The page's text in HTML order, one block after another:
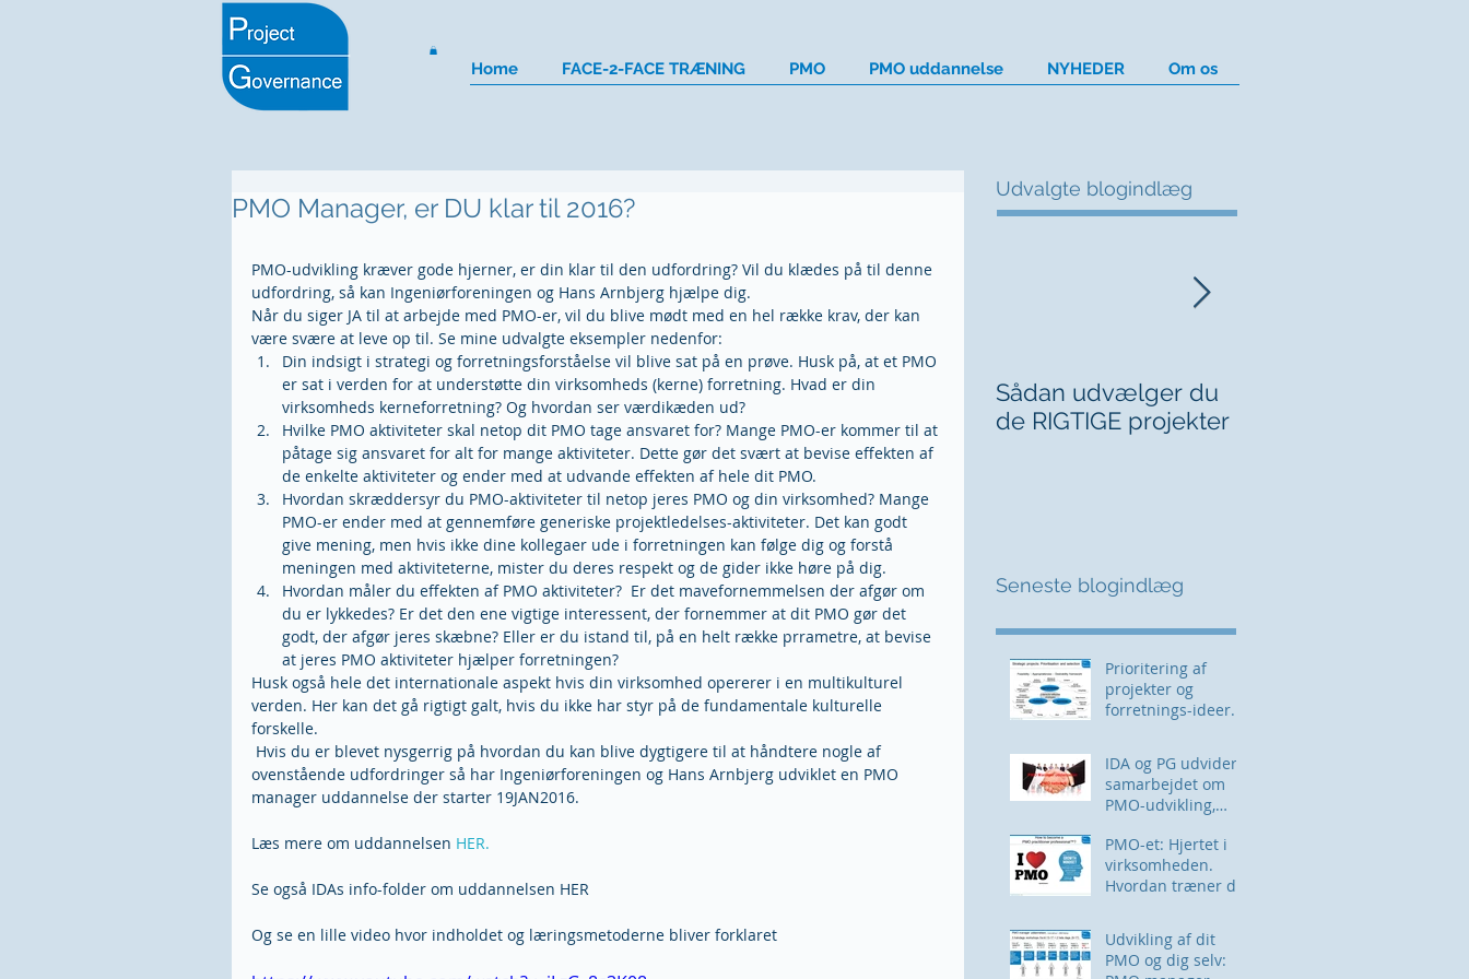
Home FACE-2-FACE TRÆNING PMO PMO uddannelse NYHEDER Om os
PMO Manager, er DU klar til 2016?
PMO-udvikling kræver gode hjerner, er din klar til den udfordring? Vil du klædes på til denne
udfordring, så kan Ingeniørforeningen og Hans Arnbjerg hjælpe dig.
Når du siger JA til at arbejde med PMO-er, vil du blive mødt med en hel række krav, der kan
være svære at leve op til. Se mine udvalgte eksempler nedenfor:
Din indsigt i strategi og forretningsforståelse vil blive sat på en prøve. Husk på, at et PMO
er sat i verden for at understøtte din virksomheds (kerne) forretning. Hvad er din
virksomheds kerneforretning? Og hvordan ser værdikæden ud?
Hvilke PMO aktiviteter skal netop dit PMO tage ansvaret for? Mange PMO-er kommer til at
påtage sig ansvaret for alt for mange aktiviteter. Dette gør det svært at bevise effekten af
de enkelte aktiviteter og ender med at udvande effekten af hele dit PMO.
Hvordan skræddersyr du PMO-aktiviteter til netop jeres PMO og din virksomhed? Mange
PMO-er ender med at gennemføre generiske projektledelses-aktiviteter. Det kan godt
give mening, men hvis ikke dine kollegaer ude i forretningen kan følge dig og forstå
meningen med aktiviteterne, mister du deres respekt og de gider ikke høre på dig.
Hvordan måler du effekten af PMO aktiviteter?  Er det mavefornemmelsen der afgør om
du er lykkedes? Er det den ene vigtige interessent, der fornemmer at dit PMO gør det
godt, der afgør jeres skæbne? Eller er du istand til, på en helt række prrametre, at bevise
at jeres PMO aktiviteter hjælper forretningen?
Husk også hele det internationale aspekt hvis din virksomhed opererer i en multikulturel
verden. Her kan det gå rigtigt galt, hvis du ikke har styr på de fundamentale kulturelle
forskelle.
ovenstående udfordringer så har Ingeniørforeningen og Hans Arnbjerg udviklet en PMO
manager uddannelse der starter 19JAN2016.
Læs mere om uddannelsen HER.
Se også IDAs info-folder om uddannelsen HER
Og se en lille video hvor indholdet og læringsmetoderne bliver forklaret
Udvalgte blogindlæg
Sådan udvælger du
de RIGTIGE projekter
Seneste blogindlæg
Prioritering af
projekter og
forretnings-ideer.
IDA og PG udvider
samarbejdet om
PMO-udvikling,
networking
PMO-et: Hjertet i
virksomheden.
Hvordan træner du
Udvikling af dit
PMO og dig selv: